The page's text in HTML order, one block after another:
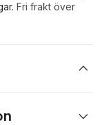
. Fri frakt över